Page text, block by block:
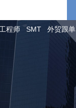
程师 SMT 外贸跟单